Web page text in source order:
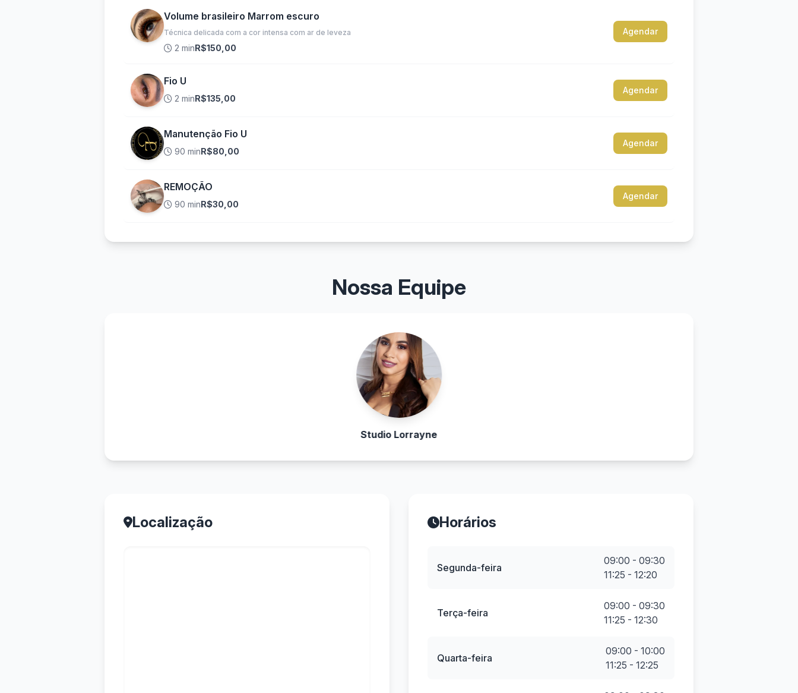
Volume brasileiro Marrom escuro
Técnica delicada com a cor intensa com ar de leveza
2 minR$150,00
Agendar
Fio U
2 minR$135,00
Agendar
Manutenção Fio U
90 minR$80,00
Agendar
REMOÇÃO
90 minR$30,00
Agendar
Nossa Equipe
Studio Lorrayne
Localização Horários
Segunda-feira
09:00 - 09:30
11:25 - 12:20
Terça-feira
09:00 - 09:30
11:25 - 12:30
Quarta-feira
09:00 - 10:00
11:25 - 12:25